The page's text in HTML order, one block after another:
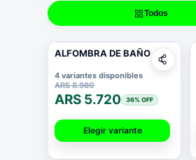
Todos
ALFOMBRA DE BAÑO
4 variantes disponibles
ARS 8.980
ARS 5.720 36% OFF
Elegir variante